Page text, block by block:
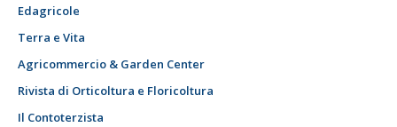
Edagricole
Terra e Vita
Agricommercio & Garden Center
Rivista di Orticoltura e Floricoltura
Il Contoterzista